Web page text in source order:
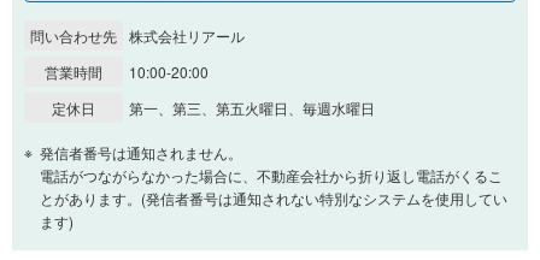
問い合わせ先 株式会社リアール
営業時間
10:00-20:00
定休日
第一、第三、第五火曜日、毎週水曜日
発信者番号は通知されません。
電話がつながらなかった場合に、不動産会社から折り返し電話がくるこ
とがあります。(発信者番号は通知されない特別なシステムを使用してい
ます)